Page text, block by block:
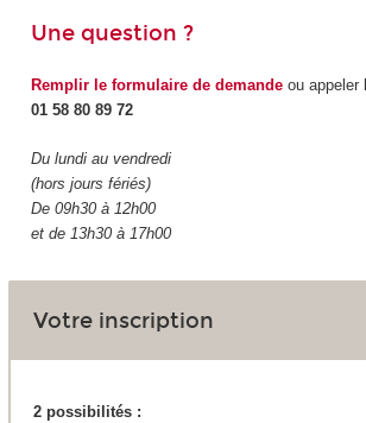
Une question ?
Remplir le formulaire de demandeou appeler
01 58 80 89 72
Du lundi au vendredi
(hors jours fériés)
De 09h30 à 12h00
et de 13h30 à 17h00
Votre inscription
2 possibilités :